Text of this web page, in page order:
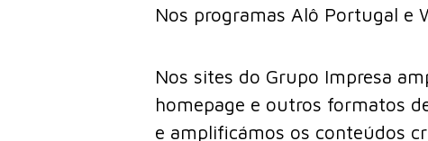
Nos programas Alô Portugal e
Nos sites do Grupo Impresa
homepage e outros formatos
e amplificámos os conteúdos